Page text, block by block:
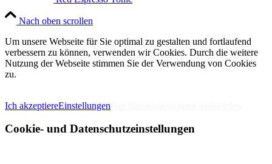
Nach oben scrollen
Um unsere Webseite für Sie optimal zu gestalten und fortlaufend
verbessern zu können, verwenden wir Cookies. Durch die weitere
Nutzung der Webseite stimmen Sie der Verwendung von Cookies
zu.
Ich akzeptiereEinstellungen
Cookie- und Datenschutzeinstellungen